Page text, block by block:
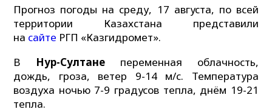
Прогноз погоды на среду, 17 августа, по всей
территории Казахстана представили
на сайте РГП «Казгидромет».
В Нур-Султане переменная облачность,
дождь, гроза, ветер 9-14 м/с. Температура
воздуха ночью 7-9 градусов тепла, днём 19-21
тепла.